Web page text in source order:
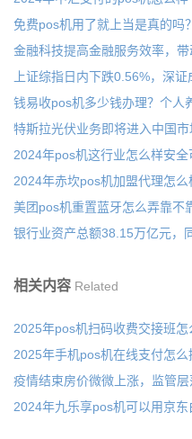
免费pos机用了就上当是真的吗
上证综指日内下跌0.56%，深
钱易收pos机多少钱办理？个人
2024年pos机这行业怎么样安全
2024年赤坎pos机加盟代理怎么
美团pos机重置蓝牙怎么弄靠不
银行业资产总额38.15万亿元，
相关内容 Related
2025年pos机扫码收费交接班
2025年手机pos机在线支付怎么
疫情结束房价微微上涨，监管层
2024年九乐享pos机可以用京东